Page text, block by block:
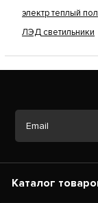
электр теплый пол
ЛЭД светильники
Каталог